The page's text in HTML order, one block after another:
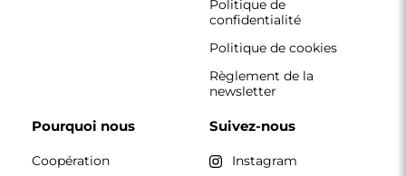
Politique de
confidentialité
Politique de cookies
Règlement de la
newsletter
Pourquoi nous
Coopération
Suivez-nous
Instagram